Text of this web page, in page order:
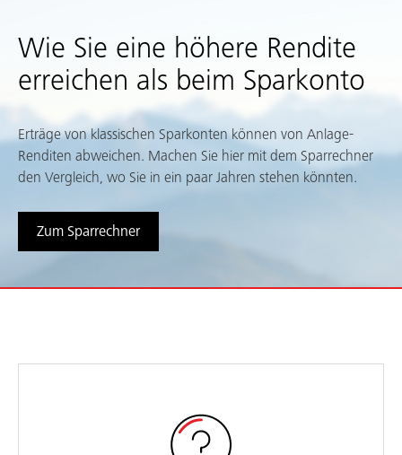
Wie Sie eine höhere Rendite
erreichen als beim Sparkonto
Erträge von klassischen Sparkonten können von Anlage-
Renditen abweichen. Machen Sie hier mit dem Sparrechner
den Vergleich, wo Sie in ein paar Jahren stehen könnten.
Zum Sparrechner